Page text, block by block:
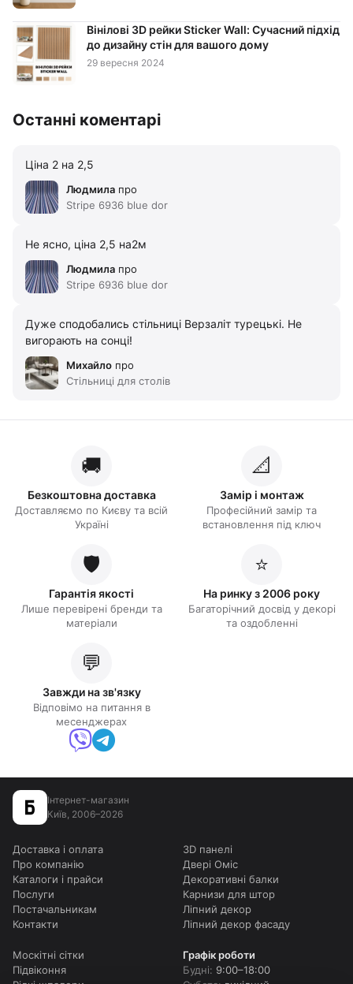
Вінілові 3D рейки Sticker Wall: Сучасний підхід
до дизайну стін для вашого дому
29 вересня 2024
Останні коментарі
Ціна 2 на 2,5
Людмила про
Stripe 6936 blue dor
Не ясно, ціна 2,5 на2м
Людмила про
Stripe 6936 blue dor
Дуже сподобались стільниці Верзаліт турецькі. Не
вигорають на сонці!
Михайло про
Стільниці для столів
🚚
Безкоштовна доставка
Доставляємо по Києву та всій
Україні
📐
Замір і монтаж
Професійний замір та
встановлення під ключ
🛡️
Гарантія якості
Лише перевірені бренди та
матеріали
⭐
На ринку з 2006 року
Багаторічний досвід у декорі
та оздобленні
💬
Завжди на зв'язку
Відповімо на питання в
месенджерах
Інтернет-магазин
Київ, 2006–2026
Доставка і оплата
Про компанію
Каталоги і прайси
Послуги
Постачальникам
Контакти
3D панелі
Двері Оміс
Декоративні балки
Карнизи для штор
Ліпний декор
Ліпний декор фасаду
Москітні сітки
Підвіконня
Графік роботи
Будні: 9:00–18:00